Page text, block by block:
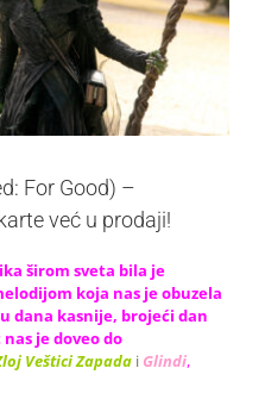
For Good) –
već u prodaji!
širom sveta bila je
koja nas je obuzela
dana kasnije, brojeći dan
je doveo do
Veštici Zapada i Glindi,